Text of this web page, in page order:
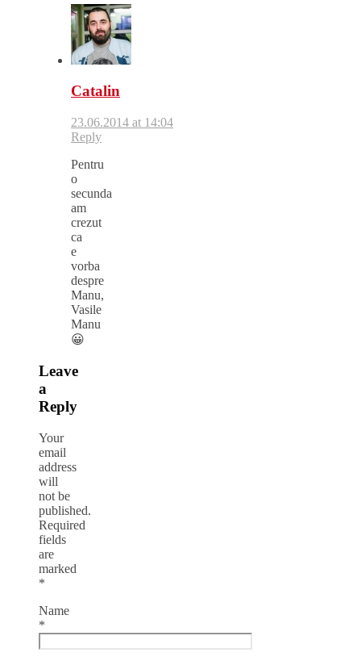
Catalin
23.06.2014 at 14:04
Reply
Pentru
o
secunda
am
crezut
ca
e
vorba
despre
Manu,
Vasile
Manu
😀
Leave
a
Reply
Your
email
address
will
not be
published.
Required
fields
are
marked
*
Name
*